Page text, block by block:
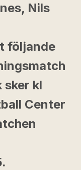
Nils
följande
sker kl
Center